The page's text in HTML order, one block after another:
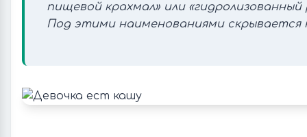
пищевой крахмал» или
Под этими наименованиями скрывается